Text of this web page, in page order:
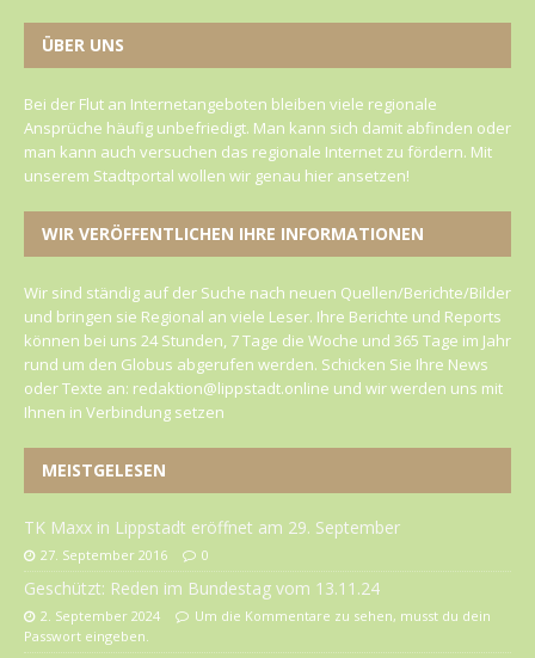
ÜBER UNS
Bei der Flut an Internetangeboten bleiben viele regionale
Ansprüche häufig unbefriedigt. Man kann sich damit abfinden oder
man kann auch versuchen das regionale Internet zu fördern. Mit
unserem Stadtportal wollen wir genau hier ansetzen!
WIR VERÖFFENTLICHEN IHRE INFORMATIONEN
Wir sind ständig auf der Suche nach neuen Quellen/Berichte/Bilder
und bringen sie Regional an viele Leser. Ihre Berichte und Reports
können bei uns 24 Stunden, 7 Tage die Woche und 365 Tage im Jahr
rund um den Globus abgerufen werden. Schicken Sie Ihre News
oder Texte an: redaktion@lippstadt.online und wir werden uns mit
Ihnen in Verbindung setzen
MEISTGELESEN
TK Maxx in Lippstadt eröffnet am 29. September
27. September 2016 0
Geschützt: Reden im Bundestag vom 13.11.24
2. September 2024
Um die Kommentare zu sehen, musst du dein
Passwort eingeben.